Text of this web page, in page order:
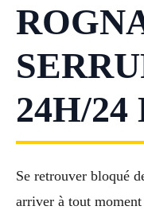
24H/24
Se retrouver bloqué
arriver à tout